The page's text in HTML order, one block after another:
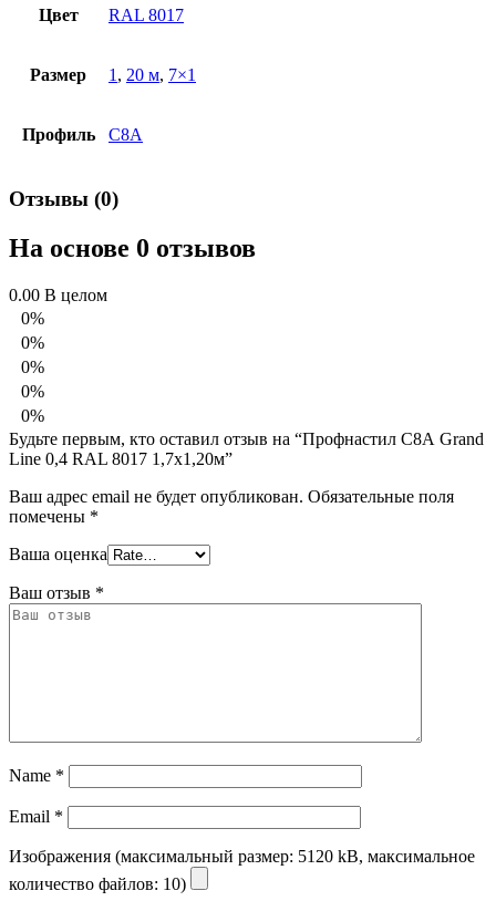
Цвет RAL 8017
Размер 1 , 20 м, 7×1
Профиль С8А
Отзывы (0)
На основе 0 отзывов
0.00 В целом
0%
0%
0%
0%
0%
Будьте первым, кто оставил отзыв на “Профнастил С8А Grand
Line 0,4 RAL 8017 1,7х1,20м”
Ваш адрес email не будет опубликован. Обязательные поля
помечены *
Ваша оценка
Ваш отзыв *
Name *
Email *
Изображения (максимальный размер: 5120 kB, максимальное
количество файлов: 10)